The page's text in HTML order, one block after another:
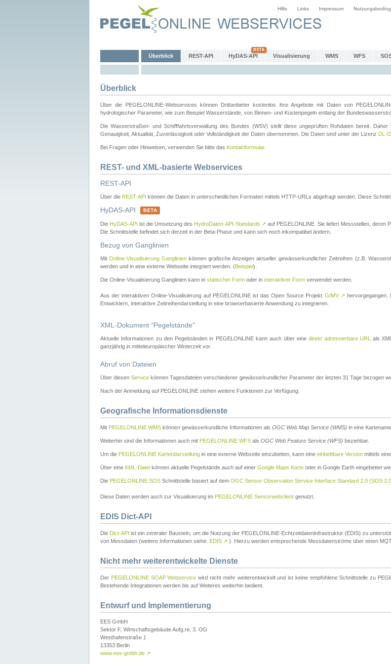
Hilfe Links Impressum
Überblick REST-API HyDAS-API Visualisierung WMS WFS
Überblick
Über die PEGELONLINE-Webservices können Drittanbieter kostenlos ihre Angebote mit Daten von
hydrologischer Parameter, wie zum Beispiel Wasserstände, von Binnen- und Küstenpegeln entlang der
Die Wasserstraßen- und Schifffahrtsverwaltung des Bundes (WSV) stellt diese ungeprüften Rohdaten bereit.
Genauigkeit, Aktualität, Zuverlässigkeit oder Vollständigkeit der Daten übernommen. Die Daten sind unter der Lizenz DL-
Bei Fragen oder Hinweisen, verwenden Sie bitte das Kontaktformular.
REST- und XML-basierte Webservices
REST-API
Über die REST-API können die Daten in unterschiedlichen Formaten mittels HTTP-URLs abgefragt werden. Diese
HyDAS-API BETA
Die HyDAS-API ist die Umsetzung des HydroDaten-API-Standards ↗ auf PEGELONLINE. Sie liefert Messstellen, deren
Die Schnittstelle befindet sich derzeit in der Beta-Phase und kann sich noch inkompatibel ändern.
Bezug von Ganglinien
MitOnline-Visualisierung Ganglinien können grafische Anzeigen aktueller gewässerkundlicher Zeitreihen (z.B.
werden und in eine externe Webseite integriert werden. (Beispiel).
Die Online-Visualisierung Ganglinien kann in statischer Form oder in interaktiver Form verwendet werden.
Aus der interaktiven Online-Visualisierung auf PEGELONLINE ist das Open Source Projekt GIMV ↗ hervorgegangen.
Entwicklern, interaktive Zeitreihendarstellung in eine browserbasierte Anwendung zu integrieren.
XML-Dokument "Pegelstände"
Aktuelle Informationen zu den Pegelständen in PEGELONLINE kann auch über einedirekt adressierbare URL
als
ganzjährig in mitteleuropäischer Winterzeit vor.
Abruf von Dateien
Über diesen Service können Tagesdateien verschiedener gewässerkundlicher Parameter der letzten 31 Tage bezogen
Nach der Anmeldung auf PEGELONLINE stehen weitere Funktionen zur Verfügung.
Geografische Informationsdienste
Mit PEGELONLINE WMS können gewässerkundliche Informationen als OGC Web Map Service (WMS) in eine
Weiterhin sind die Informationen auch mit PEGELONLINE WFS als OGC Web Feature Service (WFS) beziehbar.
Um die PEGELONLINE Kartendarstellung in eine externe Webseite einzubetten, kann eine einbettbare Version mittels
Über eine KML-Datei können aktuelle Pegelstände auch auf einer Google Maps Karte oder in Google Earth eingebettet
Die PEGELONLINE SOS Schnittstelle basiert auf dem OGC Sensor Observation Service Interface Standard 2.0 (SOS
Diese Daten werden auch zur Visualisierung im PEGELONLINE Sensorwebclient genutzt.
EDIS Dict-API
Die Dict-API ist ein zentraler Baustein, um die Nutzung der PEGELONLINE-Echtzeitdateninfrastruktur (EDIS) zu
von Messdaten (weitere Informationen siehe: EDIS ↗ ). Hierzu werden entsprechende Messdatenströme über einen
Nicht mehr weiterentwickelte Dienste
Der PEGELONLINE SOAP Webservice wird nicht mehr weiterentwickelt und ist keine empfohlene Schnittstelle zu
Bestehende Integrationen werden bis auf Weiteres weiterhin bedient.
Entwurf und Implementierung
EES GmbH
Sektor F, Wirtschaftsgebäude Aufg.re, 3. OG
Westhafenstraße 1
13353 Berlin
www.ees-gmbh.de ↗